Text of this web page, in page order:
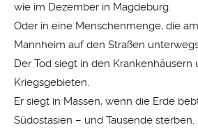
wie im Dezember in Magdeburg.
Oder in eine Menschenmenge, die
Mannheim auf den Straßen
Der Tod siegt in den Krankenhäusern
Kriegsgebieten.
Er siegt in Massen, wenn die Erde
Südostasien – und Tausende sterben.